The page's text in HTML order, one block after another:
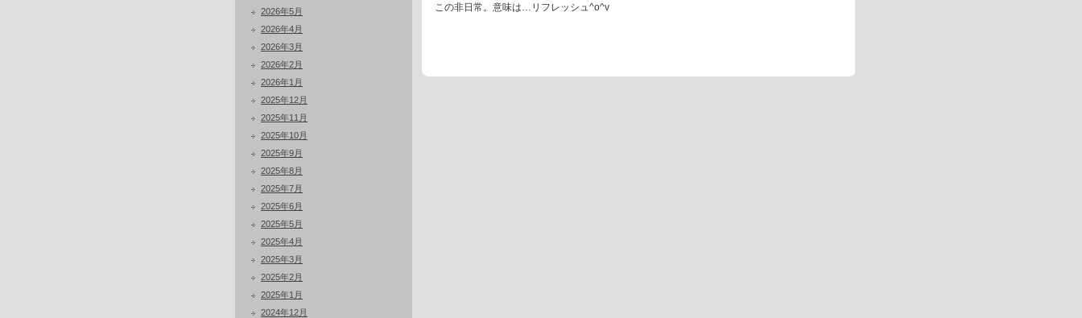
2026年5月
2026年4月
2026年3月
2026年2月
2026年1月
2025年12月
2025年11月
2025年10月
2025年9月
2025年8月
2025年7月
2025年6月
2025年5月
2025年4月
2025年3月
2025年2月
2025年1月
2024年12月
この非日常。意味は…リフレッシュ^o^v